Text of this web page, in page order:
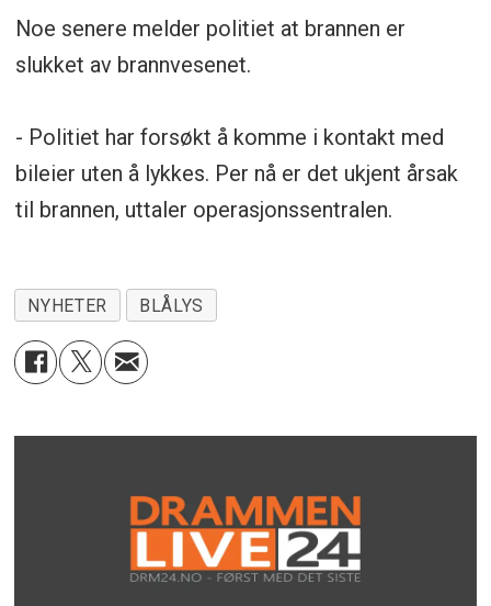
Noe senere melder politiet at brannen er
slukket av brannvesenet.
- Politiet har forsøkt å komme i kontakt med
bileier uten å lykkes. Per nå er det ukjent årsak
til brannen, uttaler operasjonssentralen.
NYHETER BLÅLYS